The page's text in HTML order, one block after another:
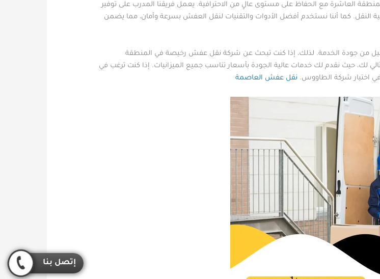
العاشرة مع الحفاظ على مستوى عالٍ من الاحترافية. يعمل فريقنا المدرب على توفير
النقل. كما أننا نستخدم أفضل الأدوات والتقنيات لنقل العفش بسرعة وأمان، مما يضمن
من جودة الخدمة. لذلك، إذا كنت تبحث عن شركة نقل عفش رخيصة في المنطقة
لك، حيث نقدم لك خدمات عالية الجودة بأسعار تناسب جميع الميزانيات. إذا كنت ترغب في
في اختيار شركة الطاووس. نقل عفش العاصمة
إتصل بنا